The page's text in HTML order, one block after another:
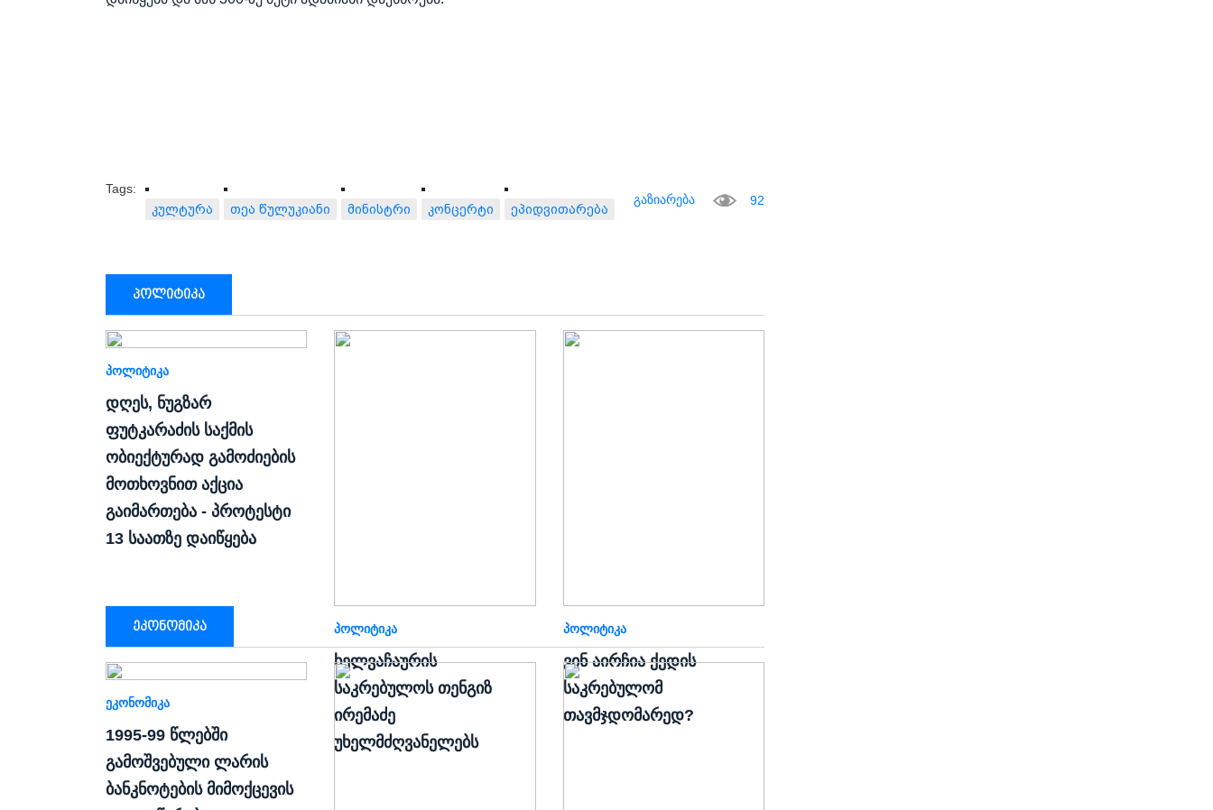
Tags:
კულტურა
თეა წულუკიანი მინისტრი კონცერტი ეპიდვითარება
გაზიარება 92
პოლიტიკა
ᲞᲝᲚᲘᲢᲘᲙᲐ
დღეს, ნუგზარ
ფუტკარაძის საქმის
ობიექტურად გამოძიების
მოთხოვნით აქცია
გაიმართება - პროტესტი
13 საათზე დაიწყება
ᲞᲝᲚᲘᲢᲘᲙᲐ
ხელვაჩაურის
საკრებულოს თენგიზ
ირემაძე
უხელმძღვანელებს
ᲞᲝᲚᲘᲢᲘᲙᲐ
ვინ აირჩია ქედის
საკრებულომ
თავმჯდომარედ?
ეკონომიკა
ᲔᲙᲝᲜᲝᲛᲘᲙᲐ
1995-99 წლებში
გამოშვებული ლარის
ბანკნოტების მიმოქცევის